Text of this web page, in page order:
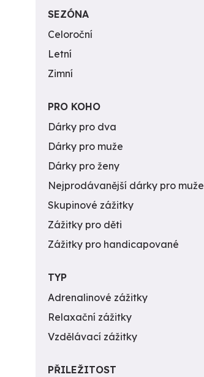
SEZÓNA
Celoroční
Letní
Zimní
PRO KOHO
Dárky pro dva
Dárky pro muže
Dárky pro ženy
Nejprodávanější dárky pro muže
Skupinové zážitky
Zážitky pro děti
Zážitky pro handicapované
TYP
Adrenalinové zážitky
Relaxační zážitky
Vzdělávací zážitky
PŘILEŽITOST